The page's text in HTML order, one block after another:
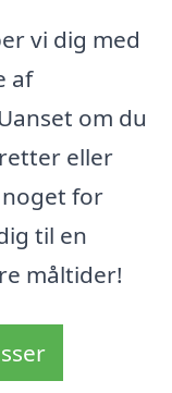
vi dig med
af
om du
eller
for
til en
måltider!